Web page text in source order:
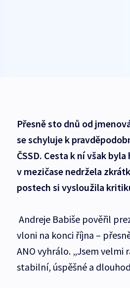
Přesně sto dnů od
se schyluje k
ČSSD. Cesta k ní však
v mezičase nedržela
postech si vysloužila
Andreje Babiše pověřil
vloni na konci října –
ANO vyhrálo. „Jsem velmi
stabilní, úspěšné a